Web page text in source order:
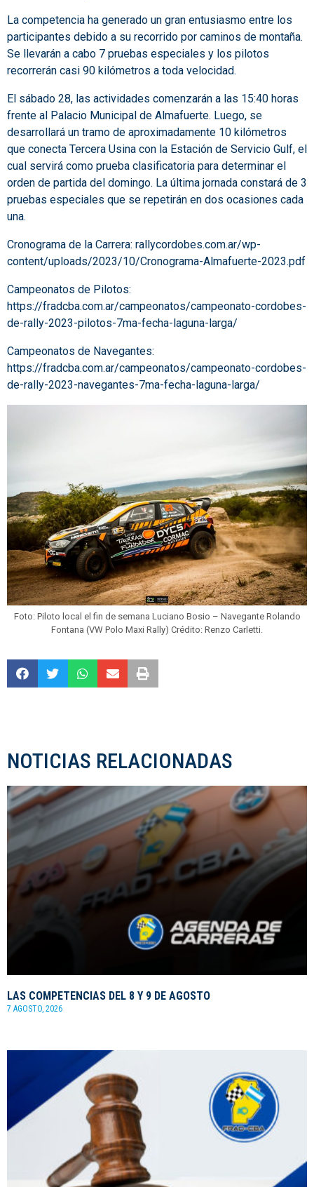
La competencia ha generado un gran entusiasmo entre los
participantes debido a su recorrido por caminos de montaña.
Se llevarán a cabo 7 pruebas especiales y los pilotos
recorrerán casi 90 kilómetros a toda velocidad.
El sábado 28, las actividades comenzarán a las 15:40 horas
frente al Palacio Municipal de Almafuerte. Luego, se
desarrollará un tramo de aproximadamente 10 kilómetros
que conecta Tercera Usina con la Estación de Servicio Gulf, el
cual servirá como prueba clasificatoria para determinar el
orden de partida del domingo. La última jornada constará de 3
pruebas especiales que se repetirán en dos ocasiones cada
una.
Cronograma de la Carrera: rallycordobes.com.ar/wp-
content/uploads/2023/10/Cronograma-Almafuerte-2023.pdf
Campeonatos de Pilotos:
https://fradcba.com.ar/campeonatos/campeonato-cordobes-
de-rally-2023-pilotos-7ma-fecha-laguna-larga/
Campeonatos de Navegantes:
https://fradcba.com.ar/campeonatos/campeonato-cordobes-
de-rally-2023-navegantes-7ma-fecha-laguna-larga/
Foto: Piloto local el fin de semana Luciano Bosio – Navegante Rolando
Fontana (VW Polo Maxi Rally) Crédito: Renzo Carletti.
NOTICIAS RELACIONADAS
LAS COMPETENCIAS DEL 8 Y 9 DE AGOSTO
7 AGOSTO, 2026